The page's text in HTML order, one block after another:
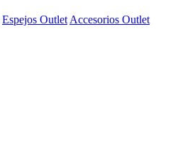
Espejos Outlet Accesorios Outlet